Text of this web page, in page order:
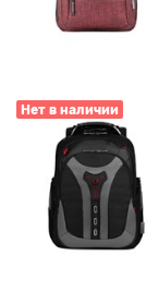
Нет в наличии